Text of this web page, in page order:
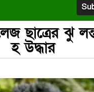
ছাত্রের ঝু
হ উদ্ধার